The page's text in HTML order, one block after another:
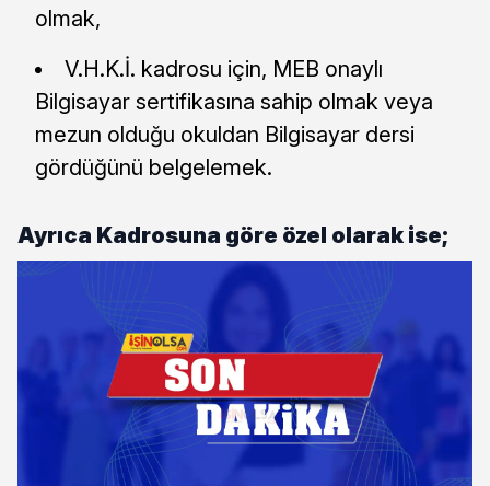
olmak,
V.H.K.İ. kadrosu için, MEB onaylı
Bilgisayar sertifikasına sahip olmak veya
mezun olduğu okuldan Bilgisayar dersi
gördüğünü belgelemek.
Ayrıca Kadrosuna göre özel olarak ise;